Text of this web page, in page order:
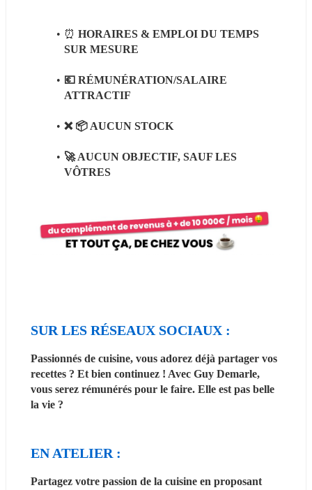
⏰ HORAIRES & EMPLOI DU TEMPS
SUR MESURE
💶 RÉMUNÉRATION/SALAIRE
ATTRACTIF
❌ 📦 AUCUN STOCK
🚀 AUCUN OBJECTIF, SAUF LES
VÔTRES
SUR LES RÉSEAUX SOCIAUX :
Passionnés de cuisine, vous adorez déjà partager vos
recettes ? Et bien continuez ! Avec Guy Demarle,
vous serez rémunérés pour le faire. Elle est pas belle
la vie ?
EN ATELIER :
Partagez votre passion de la cuisine en proposant